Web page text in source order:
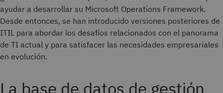
ayudar a desarrollar su Microsoft Operations Framework.
Desde entonces, se han introducido versiones posteriores de
ITIL para abordar los desafíos relacionados con el panorama
de TI actual y para satisfacer las necesidades empresariales
en evolución.
La base de datos de gestión